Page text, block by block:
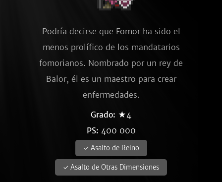
Podría decirse que Fomor ha sido el
menos prolífico de los mandatarios
fomorianos. Nombrado por un rey de
Balor, él es un maestro para crear
enfermedades.
Grado: ★4
PS: 400 000
✓ Asalto de Reino
✓ Asalto de Otras Dimensiones